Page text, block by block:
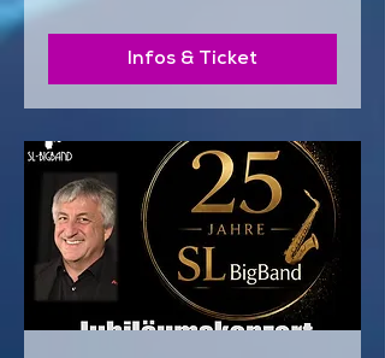
Infos & Ticket